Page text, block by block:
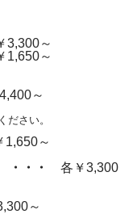
～
～
～
さい。
1,650～
・・・ 各￥3,300
～